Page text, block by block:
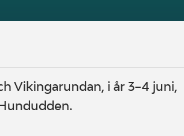
Vikingarundan, i år 3–4 juni,